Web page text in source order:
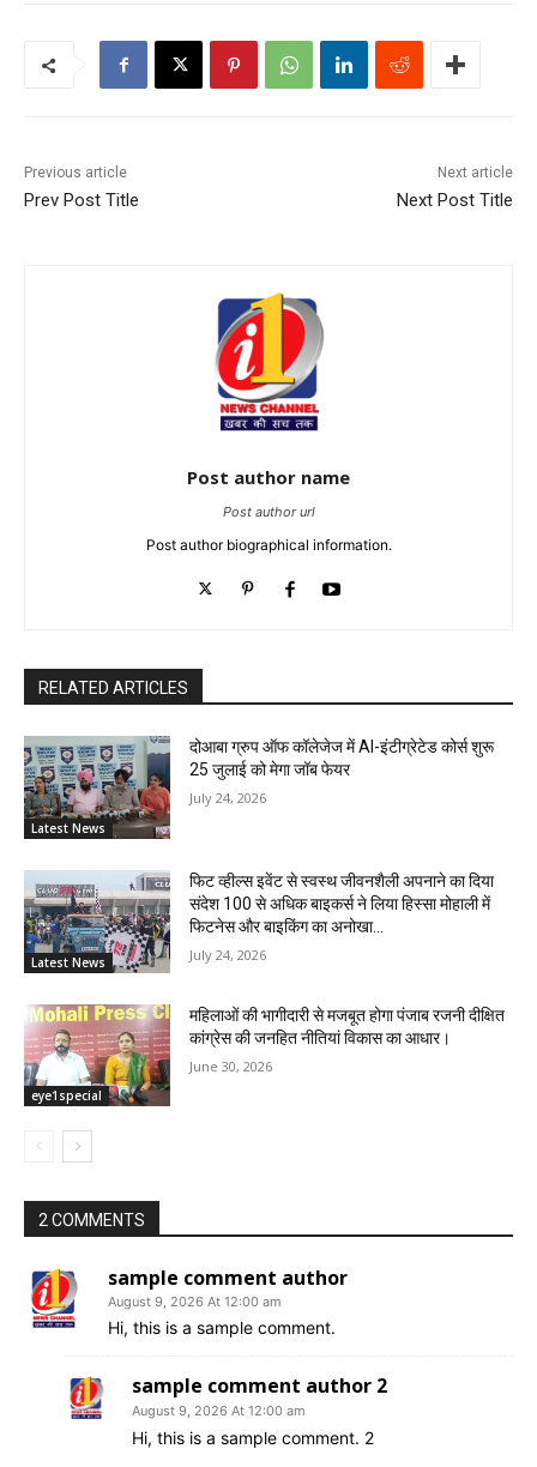
Previous article
Prev Post Title
Next article
Next Post Title
Post author name
Post author url
Post author biographical information.
RELATED ARTICLES
Latest News
दोआबा ग्रुप ऑफ कॉलेजेज में AI-इंटीग्रेटेड कोर्स शुरू
25 जुलाई को मेगा जॉब फेयर
July 24, 2026
Latest News
फिट व्हील्स इवेंट से स्वस्थ जीवनशैली अपनाने का दिया
संदेश 100 से अधिक बाइकर्स ने लिया हिस्सा मोहाली में
फिटनेस और बाइकिंग का अनोखा...
July 24, 2026
eye1special
महिलाओं की भागीदारी से मजबूत होगा पंजाब रजनी दीक्षित
कांग्रेस की जनहित नीतियां विकास का आधार।
June 30, 2026
2 COMMENTS
sample comment author
August 9, 2026 At 12:00 am
Hi, this is a sample comment.
sample comment author 2
August 9, 2026 At 12:00 am
Hi, this is a sample comment. 2